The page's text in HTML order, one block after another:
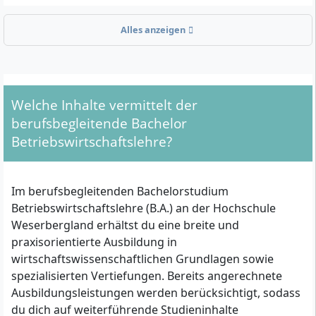
wollen.
musst du erfüllen?
Für die Aufnahme in das berufsbegleitende
Bachelorstudium Betriebswirtschaftslehre (B. A.) an
der HSW gelten folgende Zugangswege:
Fachhochschulreife oder
Abgeschlossene IHK-Ausbildung in einem der
anerkannten kaufmännischen BerufeUND
mindestens drei Jahre Berufserfahrung im
Anschluss an diese Ausbildung.
Als IHK-Ausbildungsberufe gelten z. B.:
Alles anzeigen
Welche Inhalte vermittelt der
berufsbegleitende Bachelor
Betriebswirtschaftslehre?
Im berufsbegleitenden Bachelorstudium
Betriebswirtschaftslehre (B.A.) an der Hochschule
Weserbergland erhältst du eine breite und
praxisorientierte Ausbildung in
wirtschaftswissenschaftlichen Grundlagen sowie
spezialisierten Vertiefungen. Bereits angerechnete
Ausbildungsleistungen werden berücksichtigt, sodass
du dich auf weiterführende Studieninhalte